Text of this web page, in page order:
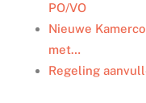
PO/VO
Nieuwe
met…
Regeling